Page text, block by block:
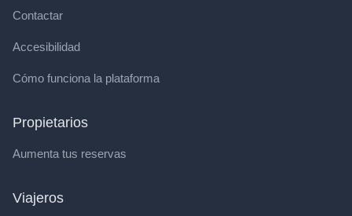
Contactar
Accesibilidad
Cómo funciona la plataforma
Propietarios
Aumenta tus reservas
Viajeros